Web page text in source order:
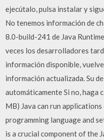
ejecútalo, pulsa instalar y
No tenemos información de
8.0-build-241 de Java
veces los desarrolladores
información disponible,
información actualizada. Su
automáticamente Si no, haga
MB) Java can run
programming language and
is a crucial component of the